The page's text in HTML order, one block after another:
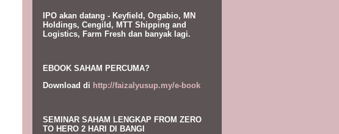
IPO akan datang - Keyfield, Orgabio, MN
Holdings, Cengild, MTT Shipping and
Logistics, Farm Fresh dan banyak lagi.
EBOOK SAHAM PERCUMA?
Download di http://faizalyusup.my/e-book
SEMINAR SAHAM LENGKAP FROM ZERO
TO HERO 2 HARI DI BANGI